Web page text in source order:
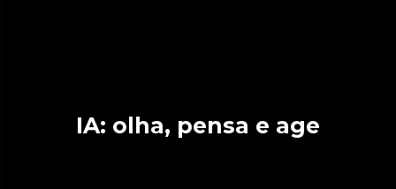
IA: olha, pensa e age